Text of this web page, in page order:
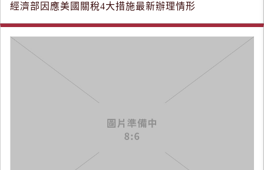
經濟部因應美國關稅4大措施最新辦理情形